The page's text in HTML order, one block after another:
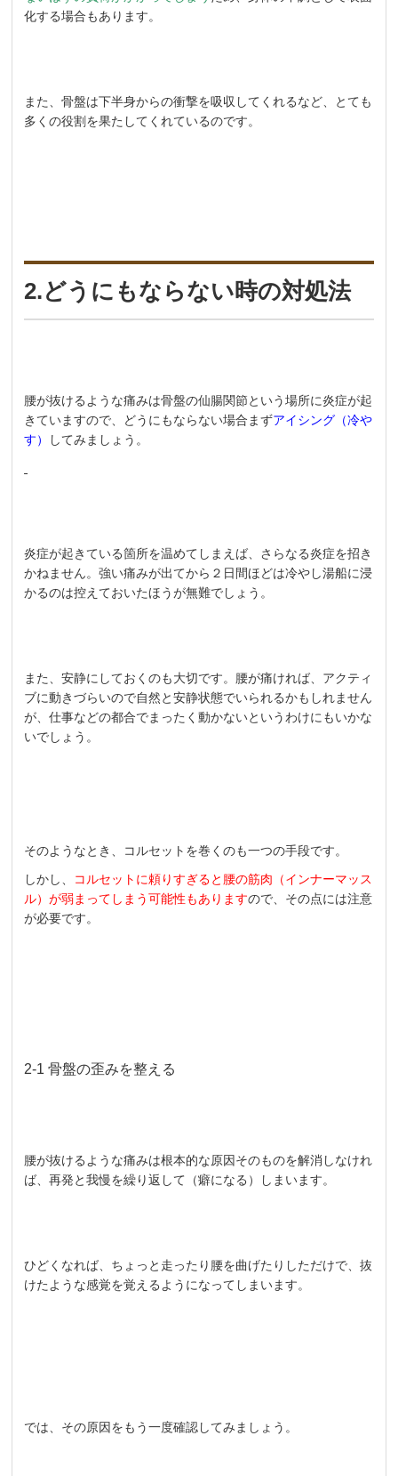
化する場合もあります。
また、骨盤は下半身からの衝撃を吸収してくれるなど、とても
多くの役割を果たしてくれているのです。
2.どうにもならない時の対処法
腰が抜けるような痛みは骨盤の仙腸関節という場所に炎症が起
きていますので、どうにもならない場合まずアイシング（冷や
す）
してみましょう。
炎症が起きている箇所を温めてしまえば、さらなる炎症を招き
かねません。強い痛みが出てから２日間ほどは冷やし湯船に浸
かるのは控えておいたほうが無難でしょう。
また、安静にしておくのも大切です。腰が痛ければ、アクティ
ブに動きづらいので自然と安静状態でいられるかもしれません
が、仕事などの都合でまったく動かないというわけにもいかな
いでしょう。
そのようなとき、コルセットを巻くのも一つの手段です。
しかし、
コルセットに頼りすぎると腰の筋肉（インナーマッス
ル）が弱まってしまう可能性もありますので、その点には注意
が必要です。
2-1 骨盤の歪みを整える
腰が抜けるような痛みは根本的な原因そのものを解消しなけれ
ば、再発と我慢を繰り返して（癖になる）しまいます。
ひどくなれば、ちょっと走ったり腰を曲げたりしただけで、抜
けたような感覚を覚えるようになってしまいます。
では、その原因をもう一度確認してみましょう。